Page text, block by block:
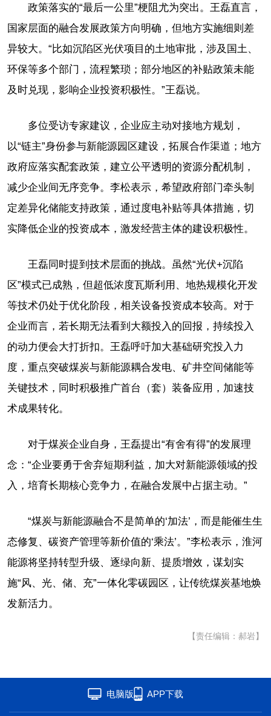
政策落实的“最后一公里”梗阻尤为突出。王磊直言，
国家层面的融合发展政策方向明确，但地方实施细则差
异较大。“比如沉陷区光伏项目的土地审批，涉及国土、
环保等多个部门，流程繁琐；部分地区的补贴政策未能
及时兑现，影响企业投资积极性。”王磊说。
多位受访专家建议，企业应主动对接地方规划，
以“链主”身份参与新能源园区建设，拓展合作渠道；地方
政府应落实配套政策，建立公平透明的资源分配机制，
减少企业间无序竞争。李松表示，希望政府部门牵头制
定差异化储能支持政策，通过度电补贴等具体措施，切
实降低企业的投资成本，激发经营主体的建设积极性。
王磊同时提到技术层面的挑战。虽然“光伏+沉陷
区”模式已成熟，但超低浓度瓦斯利用、地热规模化开发
等技术仍处于优化阶段，相关设备投资成本较高。对于
企业而言，若长期无法看到大额投入的回报，持续投入
的动力便会大打折扣。王磊呼吁加大基础研究投入力
度，重点突破煤炭与新能源耦合发电、矿井空间储能等
关键技术，同时积极推广首台（套）装备应用，加速技
术成果转化。
对于煤炭企业自身，王磊提出“有舍有得”的发展理
念：“企业要勇于舍弃短期利益，加大对新能源领域的投
入，培育长期核心竞争力，在融合发展中占据主动。”
“煤炭与新能源融合不是简单的‘加法’，而是能催生生
态修复、碳资产管理等新价值的‘乘法’。”李松表示，淮河
能源将坚持转型升级、逐绿向新、提质增效，谋划实
施“风、光、储、充”一体化零碳园区，让传统煤炭基地焕
发新活力。
【责任编辑：郝岩】
电脑版 APP下载